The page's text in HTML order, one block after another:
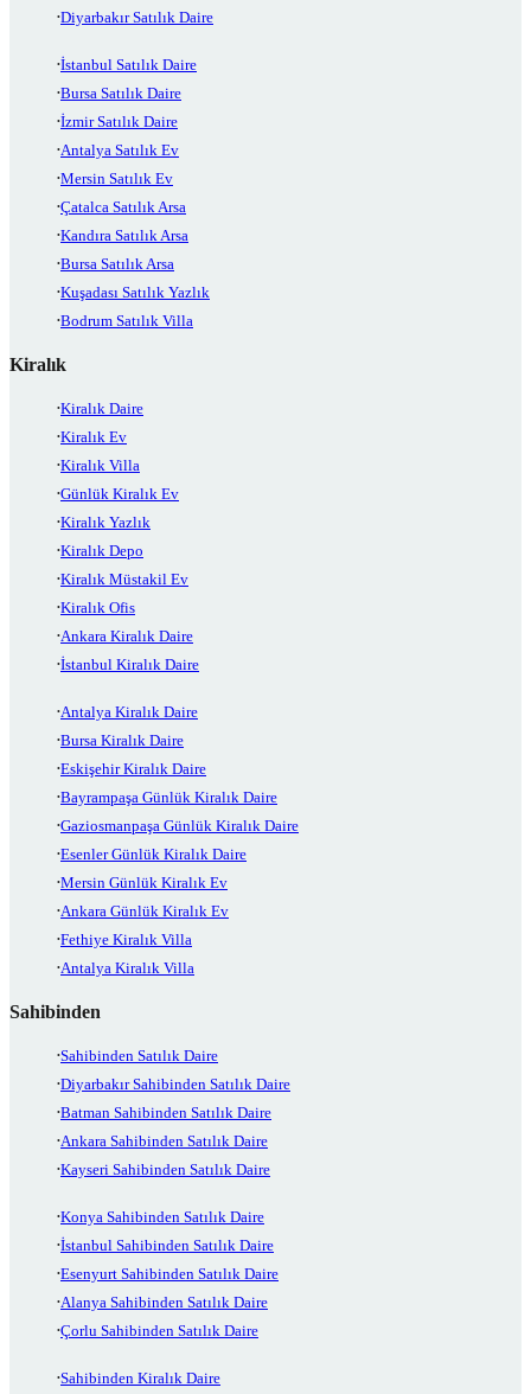
Diyarbakır Satılık Daire
İstanbul Satılık Daire
Bursa Satılık Daire
İzmir Satılık Daire
Antalya Satılık Ev
Mersin Satılık Ev
Çatalca Satılık Arsa
Kandıra Satılık Arsa
Bursa Satılık Arsa
Kuşadası Satılık Yazlık
Bodrum Satılık Villa
Kiralık
Kiralık Daire
Kiralık Ev
Kiralık Villa
Günlük Kiralık Ev
Kiralık Yazlık
Kiralık Depo
Kiralık Müstakil Ev
Kiralık Ofis
Ankara Kiralık Daire
İstanbul Kiralık Daire
Antalya Kiralık Daire
Bursa Kiralık Daire
Eskişehir Kiralık Daire
Bayrampaşa Günlük Kiralık Daire
Gaziosmanpaşa Günlük Kiralık Daire
Esenler Günlük Kiralık Daire
Mersin Günlük Kiralık Ev
Ankara Günlük Kiralık Ev
Fethiye Kiralık Villa
Antalya Kiralık Villa
Sahibinden
Sahibinden Satılık Daire
Diyarbakır Sahibinden Satılık Daire
Batman Sahibinden Satılık Daire
Ankara Sahibinden Satılık Daire
Kayseri Sahibinden Satılık Daire
Konya Sahibinden Satılık Daire
İstanbul Sahibinden Satılık Daire
Esenyurt Sahibinden Satılık Daire
Alanya Sahibinden Satılık Daire
Çorlu Sahibinden Satılık Daire
Sahibinden Kiralık Daire